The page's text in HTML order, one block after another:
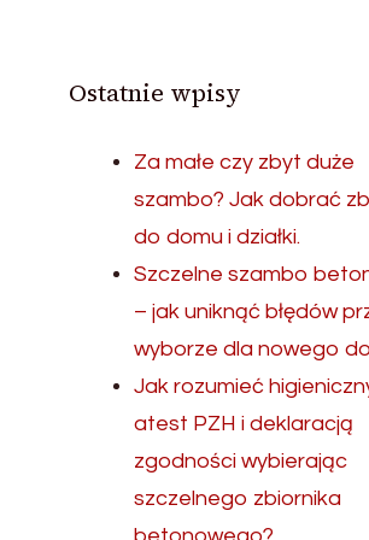
Ostatnie wpisy
Za małe czy zbyt duże
szambo? Jak dobrać
do domu i działki.
Szczelne szambo
– jak uniknąć błędów
wyborze dla nowego
Jak rozumieć
atest PZH i deklaracją
zgodności wybierając
szczelnego zbiornika